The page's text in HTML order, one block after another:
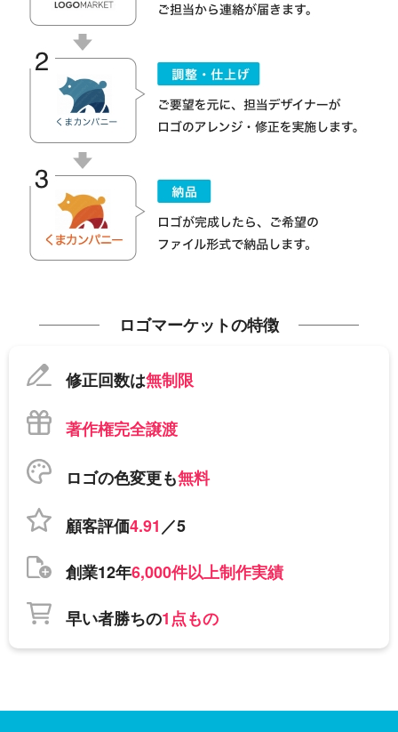
ロゴマーケットの特徴
修正回数は無制限
著作権完全譲渡
ロゴの色変更も無料
顧客評価4.91／5
創業12年6,000件以上制作実績
早い者勝ちの1点もの